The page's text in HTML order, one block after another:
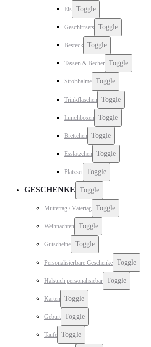
Eis Toggle
Geschirrsets Toggle
Besteck Toggle
Tassen & Becher Toggle
Strohhalme Toggle
Trinkflaschen Toggle
Lunchboxen Toggle
Brettchen Toggle
Esslätzchen Toggle
Platzset Toggle
GESCHENKE Toggle
Muttertag / Vatertag Toggle
Weihnachten Toggle
Gutscheine Toggle
Personalisierbare Geschenke Toggle
Halstuch personalisiebar Toggle
Karten Toggle
Geburt Toggle
Taufe Toggle